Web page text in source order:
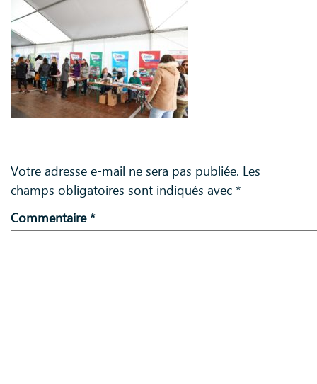
Votre adresse e-mail ne sera pas publiée. Les
champs obligatoires sont indiqués avec *
Commentaire*